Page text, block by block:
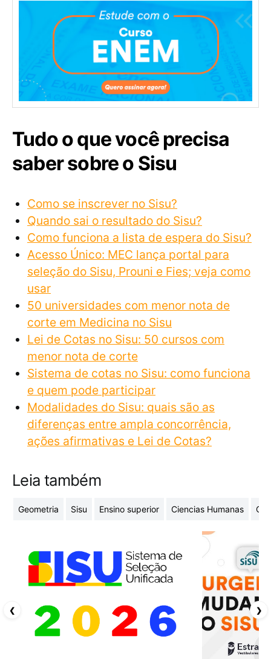
Tudo o que você precisa
saber sobre o Sisu
Como se inscrever no Sisu?
Quando sai o resultado do Sisu?
Como funciona a lista de espera do Sisu?
Acesso Único: MEC lança portal para
seleção do Sisu, Prouni e Fies; veja como
usar
50 universidades com menor nota de
corte em Medicina no Sisu
Lei de Cotas no Sisu: 50 cursos com
menor nota de corte
Sistema de cotas no Sisu: como funciona
e quem pode participar
Modalidades do Sisu: quais são as
diferenças entre ampla concorrência,
ações afirmativas e Lei de Cotas?
Leia também
Geometria Sisu Ensino superior Ciencias Humanas
❮ ❯